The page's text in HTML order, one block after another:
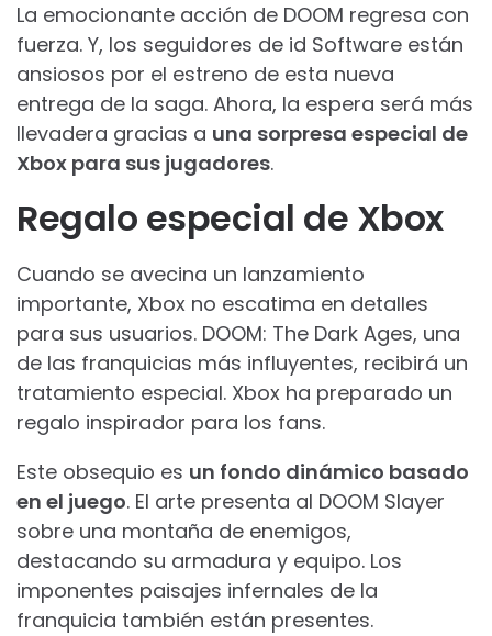
La emocionante acción de DOOM regresa con
fuerza. Y, los seguidores de id Software están
ansiosos por el estreno de esta nueva
entrega de la saga. Ahora, la espera será más
llevadera gracias a una sorpresa especial de
Xbox para sus jugadores.
Regalo especial de Xbox
Cuando se avecina un lanzamiento
importante, Xbox no escatima en detalles
para sus usuarios. DOOM: The Dark Ages, una
de las franquicias más influyentes, recibirá un
tratamiento especial. Xbox ha preparado un
regalo inspirador para los fans.
Este obsequio es un fondo dinámico basado
en el juego. El arte presenta al DOOM Slayer
sobre una montaña de enemigos,
destacando su armadura y equipo. Los
imponentes paisajes infernales de la
franquicia también están presentes.